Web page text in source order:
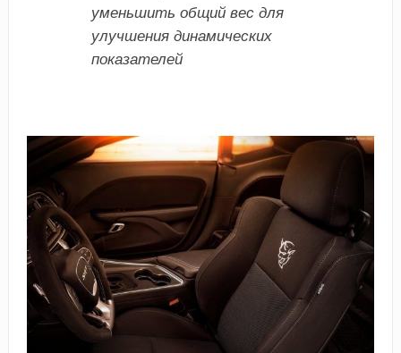
уменьшить общий вес для
улучшения динамических
показателей